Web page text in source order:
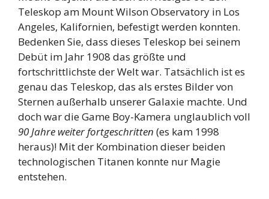
Teleskop am Mount Wilson Observatory in Los
Angeles, Kalifornien, befestigt werden konnten.
Bedenken Sie, dass dieses Teleskop bei seinem
Debüt im Jahr 1908 das größte und
fortschrittlichste der Welt war. Tatsächlich ist es
genau das Teleskop, das als erstes Bilder von
Sternen außerhalb unserer Galaxie machte. Und
doch war die Game Boy-Kamera unglaublich voll
90 Jahre weiter fortgeschritten (es kam 1998
heraus)! Mit der Kombination dieser beiden
technologischen Titanen konnte nur Magie
entstehen.